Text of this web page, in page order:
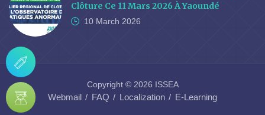
Clôture Ce 11 Mars 2026 À Yaoundé
10 March 2026
Copyright © 2026 ISSEA
Webmail FAQ Localization E-Learning